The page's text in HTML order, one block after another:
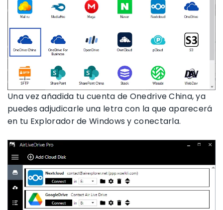
Una vez añadida tu cuenta de Onedrive China, ya
puedes adjudicarle una letra con la que aparecerá
en tu Explorador de Windows y conectarla.